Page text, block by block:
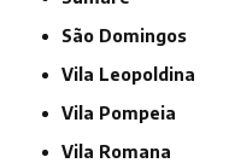
São Domingos
Vila Leopoldina
Vila Pompeia
Vila Romana